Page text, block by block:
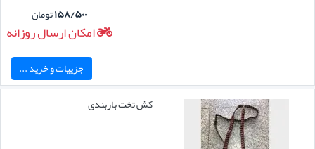
۱۵۸/۵۰۰تومان
امکان ارسال روزانه
جزییات و خرید ...
کش تخت باربندی